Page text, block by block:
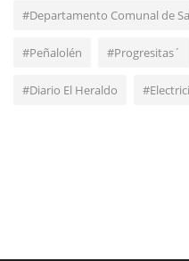
#Departamento Comunal de
#Peñalolén #Progresitas´
#Diario El Heraldo